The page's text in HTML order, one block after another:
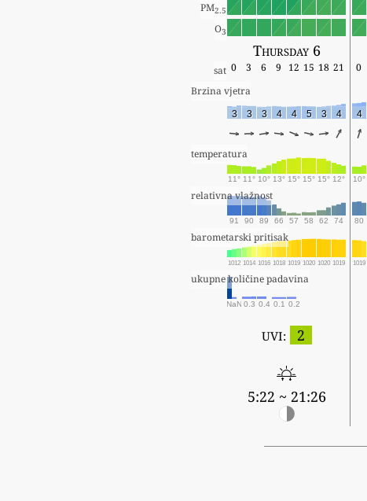
PM2.5
O3
Thursday 6
sat 0 3 6 9 12 15 18 21 0
Brzina vjetra
3 3 3 4 4 5 3 4 4
temperatura
11° 11° 10° 13° 15° 15° 15° 12° 10°
relativna vlažnost
91 90 89 66 57 58 62 74 80
barometarski pritisak
1012 1014 1016 1018 1019 1020 1020 1019 1019
ukupne količine padavina
NaN 0.3 0.4 0.1 0.2
UVI: 2
5:22 ~ 21:26